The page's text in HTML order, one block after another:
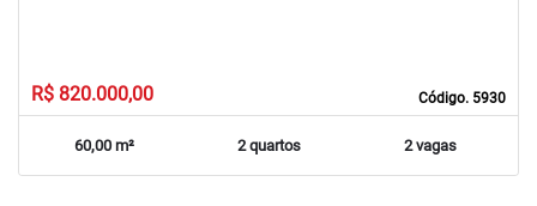
Código. 5930
R$ 820.000,00
60,00 m² 2 quartos 2 vagas